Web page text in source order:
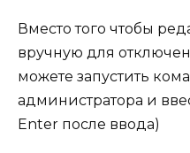
Вместо того чтобы
вручную для
можете запустить
администратора и
Enter после ввода)